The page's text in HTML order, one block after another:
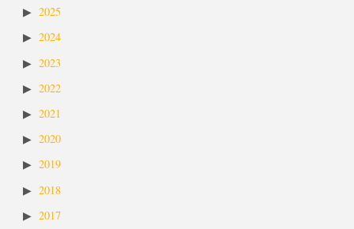
2025
2024
2023
2022
2021
2020
2019
2018
2017